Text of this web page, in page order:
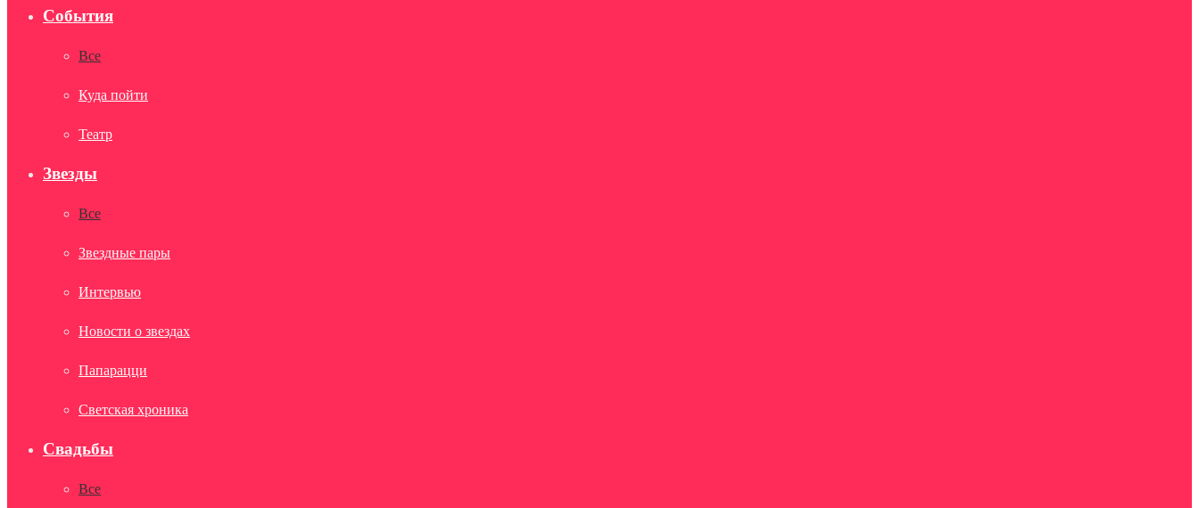
События
Все
Куда пойти
Театр
Звезды
Все
Звездные пары
Интервью
Новости о звездах
Папарацци
Светская хроника
Свадьбы
Все